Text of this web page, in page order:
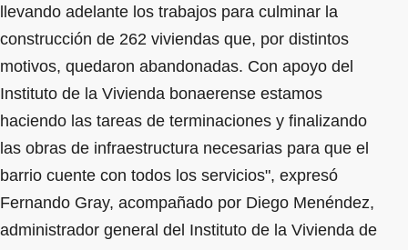
llevando adelante los trabajos para culminar la
construcción de 262 viviendas que, por distintos
motivos, quedaron abandonadas. Con apoyo del
Instituto de la Vivienda bonaerense estamos
haciendo las tareas de terminaciones y finalizando
las obras de infraestructura necesarias para que el
barrio cuente con todos los servicios", expresó
Fernando Gray, acompañado por Diego Menéndez,
administrador general del Instituto de la Vivienda de